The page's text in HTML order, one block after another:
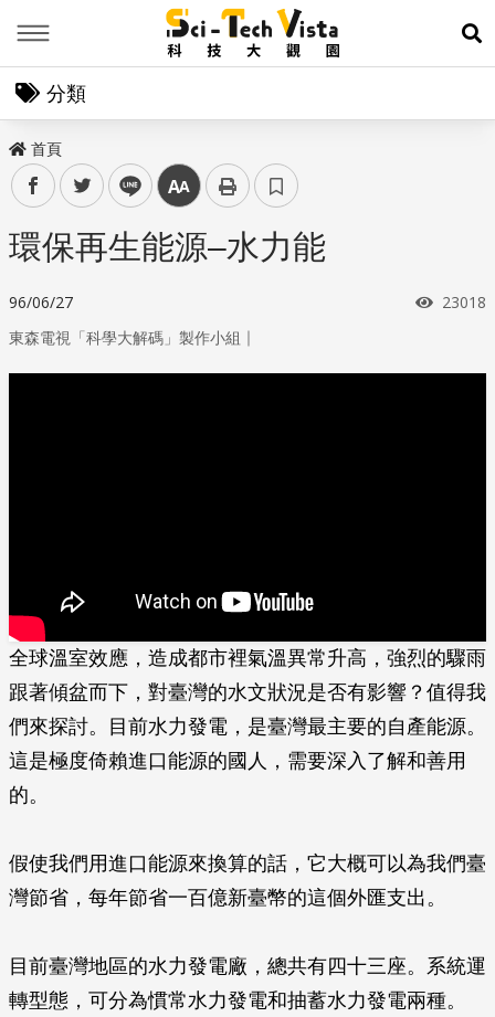
展
分類
首頁
facebooktwitter line 中
環保再生能源–水力能
96/06/27 瀏覽次
23018
東森電視「科學大解碼」製作小組 ｜
全球溫室效應，造成都市裡氣溫異常升高，強烈的驟雨
跟著傾盆而下，對臺灣的水文狀況是否有影響？值得我
們來探討。目前水力發電，是臺灣最主要的自產能源。
這是極度倚賴進口能源的國人，需要深入了解和善用
的。
假使我們用進口能源來換算的話，它大概可以為我們臺
灣節省，每年節省一百億新臺幣的這個外匯支出。
目前臺灣地區的水力發電廠，總共有四十三座。系統運
轉型態，可分為慣常水力發電和抽蓄水力發電兩種。